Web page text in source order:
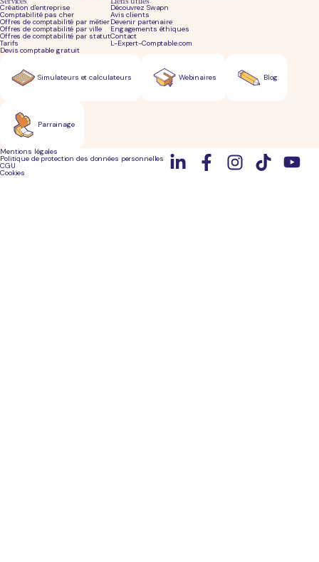
Création d'entreprise
Comptabilité pas cher
Offres de comptabilité par métier
Offres de comptabilité par ville
Offres de comptabilité par statut
Tarifs
Devis comptable gratuit
Découvrez Swapn
Avis clients
Devenir partenaire
Engagements éthiques
Contact
L-Expert-Comptable.com
Simulateurs et calculateurs Blog
Parrainage
Webinaires
Mentions légales
Politique de protection des données personnelles
CGU
Cookies